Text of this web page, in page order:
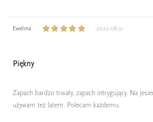
Ewelina 2022-08-31
Piękny
Zapach bardzo trwały, zapach intrygujący. Na
używam też latem. Polecam każdemu.